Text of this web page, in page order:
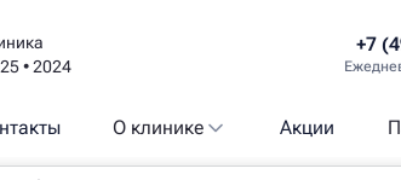
• 2024
+7
О клинике Акции